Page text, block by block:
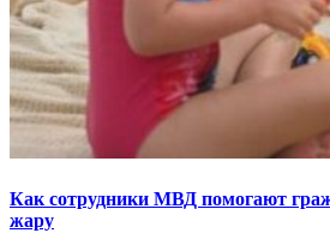
Как сотрудники МВД помогают
жару